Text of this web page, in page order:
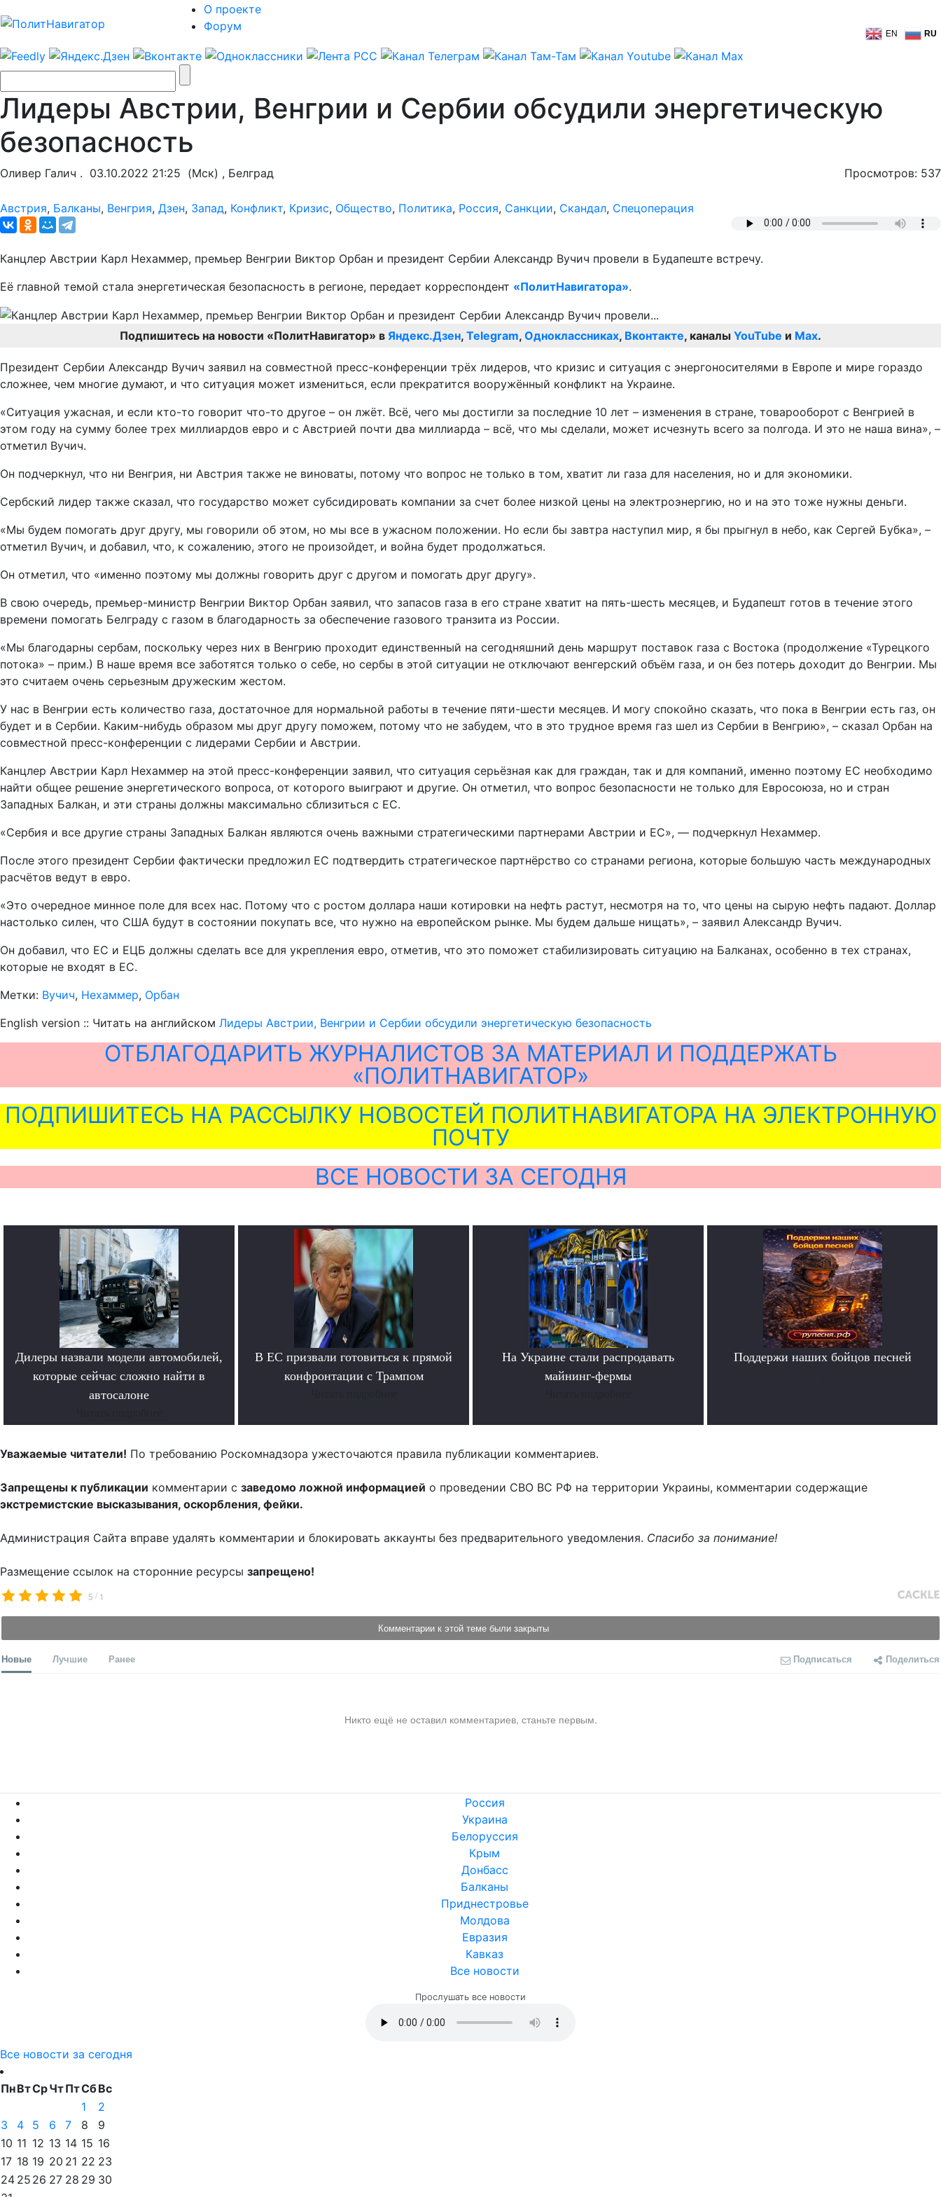
О проекте
Форум
EN RU
Лидеры Австрии, Венгрии и Сербии обсудили энергетическую
безопасность
Оливер Галич . 03.10.2022 21:25 (Мск) , Белград Просмотров: 537
Австрия, Балканы, Венгрия, Дзен, Запад, Конфликт, Кризис, Общество, Политика, Россия, Санкции, Скандал, Спецоперация
Канцлер Австрии Карл Нехаммер, премьер Венгрии Виктор Орбан и президент Сербии Александр Вучич провели в Будапеште встречу.
Её главной темой стала энергетическая безопасность в регионе, передает корреспондент «ПолитНавигатора».
Подпишитесь на новости «ПолитНавигатор» в Яндекс.Дзен, Telegram, Одноклассниках, Вконтакте, каналы YouTube и Max.
Президент Сербии Александр Вучич заявил на совместной пресс-конференции трёх лидеров, что кризис и ситуация с энергоносителями в Европе и мире гораздо
сложнее, чем многие думают, и что ситуация может измениться, если прекратится вооружённый конфликт на Украине.
«Ситуация ужасная, и если кто-то говорит что-то другое – он лжёт. Всё, чего мы достигли за последние 10 лет – изменения в стране, товарооборот с Венгрией в
этом году на сумму более трех миллиардов евро и с Австрией почти два миллиарда – всё, что мы сделали, может исчезнуть всего за полгода. И это не наша вина», –
отметил Вучич.
Он подчеркнул, что ни Венгрия, ни Австрия также не виноваты, потому что вопрос не только в том, хватит ли газа для населения, но и для экономики.
Сербский лидер также сказал, что государство может субсидировать компании за счет более низкой цены на электроэнергию, но и на это тоже нужны деньги.
«Мы будем помогать друг другу, мы говорили об этом, но мы все в ужасном положении. Но если бы завтра наступил мир, я бы прыгнул в небо, как Сергей Бубка», –
отметил Вучич, и добавил, что, к сожалению, этого не произойдет, и война будет продолжаться.
Он отметил, что «именно поэтому мы должны говорить друг с другом и помогать друг другу».
В свою очередь, премьер-министр Венгрии Виктор Орбан заявил, что запасов газа в его стране хватит на пять-шесть месяцев, и Будапешт готов в течение этого
времени помогать Белграду с газом в благодарность за обеспечение газового транзита из России.
«Мы благодарны сербам, поскольку через них в Венгрию проходит единственный на сегодняшний день маршрут поставок газа с Востока (продолжение «Турецкого
потока» – прим.) В наше время все заботятся только о себе, но сербы в этой ситуации не отключают венгерский объём газа, и он без потерь доходит до Венгрии. Мы
это считаем очень серьезным дружеским жестом.
У нас в Венгрии есть количество газа, достаточное для нормальной работы в течение пяти-шести месяцев. И могу спокойно сказать, что пока в Венгрии есть газ, он
будет и в Сербии. Каким-нибудь образом мы друг другу поможем, потому что не забудем, что в это трудное время газ шел из Сербии в Венгрию», – сказал Орбан на
совместной пресс-конференции с лидерами Сербии и Австрии.
Канцлер Австрии Карл Нехаммер на этой пресс-конференции заявил, что ситуация серьёзная как для граждан, так и для компаний, именно поэтому ЕС необходимо
найти общее решение энергетического вопроса, от которого выиграют и другие. Он отметил, что вопрос безопасности не только для Евросоюза, но и стран
Западных Балкан, и эти страны должны максимально сблизиться с ЕС.
«Сербия и все другие страны Западных Балкан являются очень важными стратегическими партнерами Австрии и ЕС», — подчеркнул Нехаммер.
После этого президент Сербии фактически предложил ЕС подтвердить стратегическое партнёрство со странами региона, которые большую часть международных
расчётов ведут в евро.
«Это очередное минное поле для всех нас. Потому что с ростом доллара наши котировки на нефть растут, несмотря на то, что цены на сырую нефть падают. Доллар
настолько силен, что США будут в состоянии покупать все, что нужно на европейском рынке. Мы будем дальше нищать», – заявил Александр Вучич.
Он добавил, что ЕС и ЕЦБ должны сделать все для укрепления евро, отметив, что это поможет стабилизировать ситуацию на Балканах, особенно в тех странах,
которые не входят в ЕС.
Метки: Вучич, Нехаммер, Орбан
English version :: Читать на английском Лидеры Австрии, Венгрии и Сербии обсудили энергетическую безопасность
ОТБЛАГОДАРИТЬ ЖУРНАЛИСТОВ ЗА МАТЕРИАЛ И ПОДДЕРЖАТЬ
«ПОЛИТНАВИГАТОР»
ПОДПИШИТЕСЬ НА РАССЫЛКУ НОВОСТЕЙ ПОЛИТНАВИГАТОРА НА ЭЛЕКТРОННУЮ
ПОЧТУ
ВСЕ НОВОСТИ ЗА СЕГОДНЯ
Дилеры назвали модели автомобилей,
которые сейчас сложно найти в
автосалоне
В ЕС призвали готовиться к прямой
конфронтации с Трампом
На Украине стали распродавать
майнинг-фермы
Поддержи наших бойцов песней
Уважаемые читатели! По требованию Роскомнадзора ужесточаются правила публикации комментариев.
Запрещены к публикации комментарии с заведомо ложной информацией о проведении СВО ВС РФ на территории Украины, комментарии содержащие
экстремистские высказывания, оскорбления, фейки.
Администрация Сайта вправе удалять комментарии и блокировать аккаунты без предварительного уведомления. Спасибо за понимание!
Размещение ссылок на сторонние ресурсы запрещено!
5 / 1
Комментарии к этой теме были закрыты
Новые Лучшие Ранее Подписаться Поделиться
Никто ещё не оставил комментариев, станьте первым.
Россия
Украина
Белоруссия
Крым
Донбасс
Балканы
Приднестровье
Молдова
Евразия
Кавказ
Все новости
Прослушать все новости
Все новости за сегодня
ПнВтСрЧтПтСбВс
1
2
3
4 5 6 7 8
9
10 11 12 13 14 15 16
17 18 19 20 21 22 23
24 25 26 27 28 29 30